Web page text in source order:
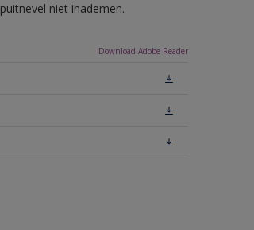
niet inademen.
Download Adobe Reader